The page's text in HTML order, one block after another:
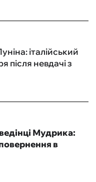
італійський
після невдачі з
Мудрика:
в